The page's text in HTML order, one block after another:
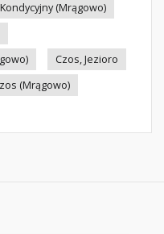
(Mrągowo)
Czos, Jezioro
(Mrągowo)